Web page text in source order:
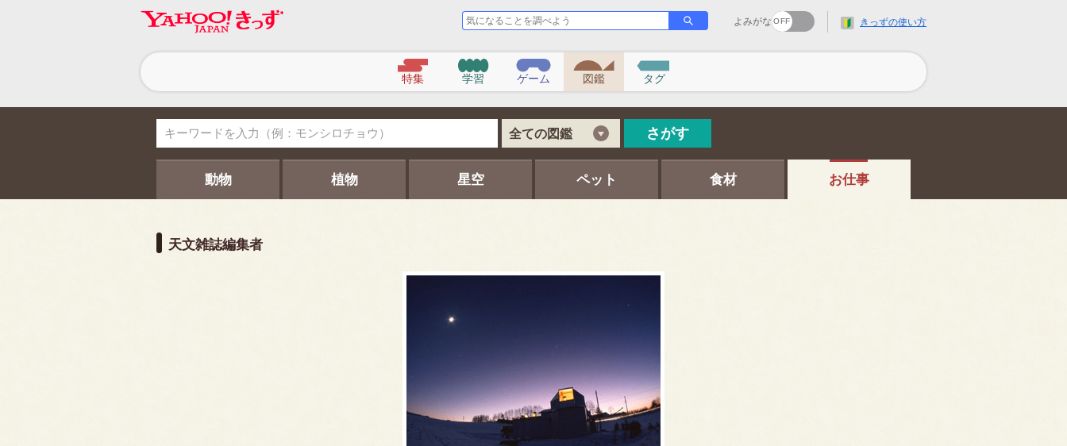
気
に
る
こ
と
調
よ
う
が
す
よみがな きっずの使い方
ン
特集 学習 ゲーム 図鑑 タグ
全ての図鑑 さがす
動物 植物 星空 ペット 食材 お仕事
天文雑誌編集者